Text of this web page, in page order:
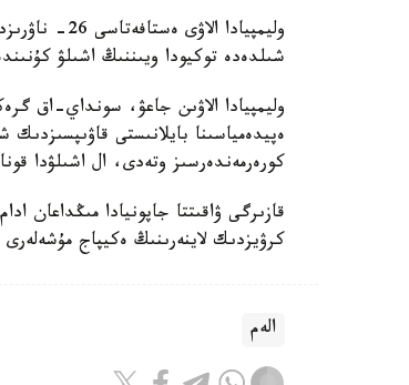
شىلدەدە توكيودا ويىننىڭ اشىلۋ
وليمپيادا الاۋىن جاعۋ، سونداي-اق
ەپيدەمياسىنا بايلانىستى قاۋىپسىزدىك
كورەرمەندەرسىز وتەدى، ال اشىلۋدا
كرۋيزدىك لاينەرىنىڭ ەكيپاج مۇشەلەرى مەن
الەم